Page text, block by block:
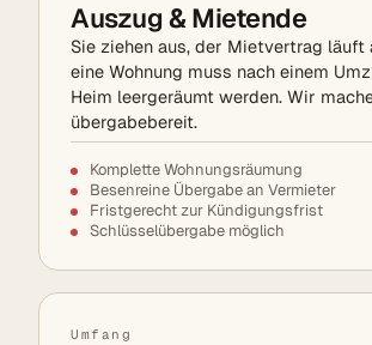
Auszug & Mietende
Sie ziehen aus, der Mietvertrag läuft
eine Wohnung muss nach einem
Heim leergeräumt werden. Wir
übergabebereit.
Komplette Wohnungsräumung
Besenreine Übergabe an Vermieter
Fristgerecht zur Kündigungsfrist
Schlüsselübergabe möglich
Umfang